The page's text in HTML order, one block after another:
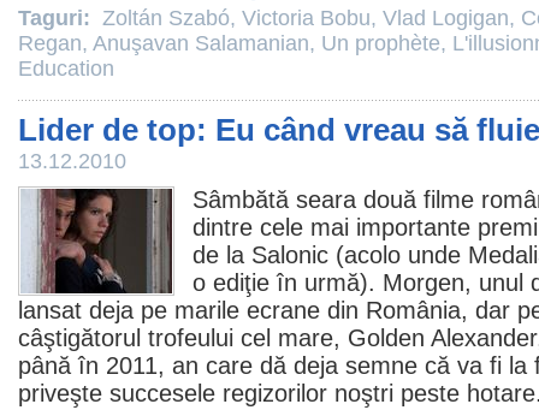
Taguri: Zoltán Szabó, Victoria Bobu, Vlad Logigan,
Regan, Anuşavan Salamanian, Un prophète,
Education
Lider de top: Eu când vreau să
13.12.2010
Sâmbătă seara două filme
dintre cele mai importante
de la Salonic (acolo unde
o ediţie în urmă). Morgen, unul
lansat deja pe marile ecrane din România, dar
câştigătorul trofeului cel mare, Golden
până în 2011, an care dă deja semne că va fi la
priveşte succesele regizorilor noştri peste